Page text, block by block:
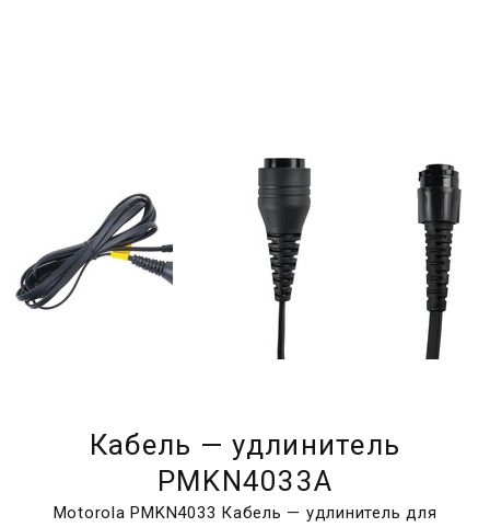
Кабель — удлинитель
PMKN4033A
Motorola PMKN4033 Кабель — удлинитель для